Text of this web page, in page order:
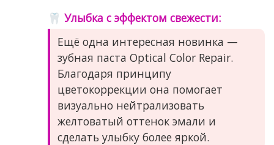
🦷 Улыбка с эффектом свежести:
Ещё одна интересная новинка —
зубная паста Optical Color Repair.
Благодаря принципу
цветокоррекции она помогает
визуально нейтрализовать
желтоватый оттенок эмали и
сделать улыбку более яркой.